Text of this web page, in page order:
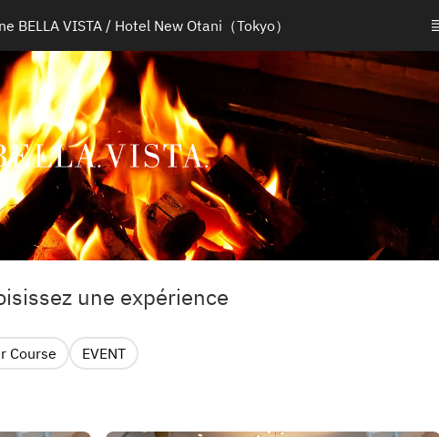
BELLA VISTA / Hotel New Otani（Tokyo）
une expérience
Course EVENT